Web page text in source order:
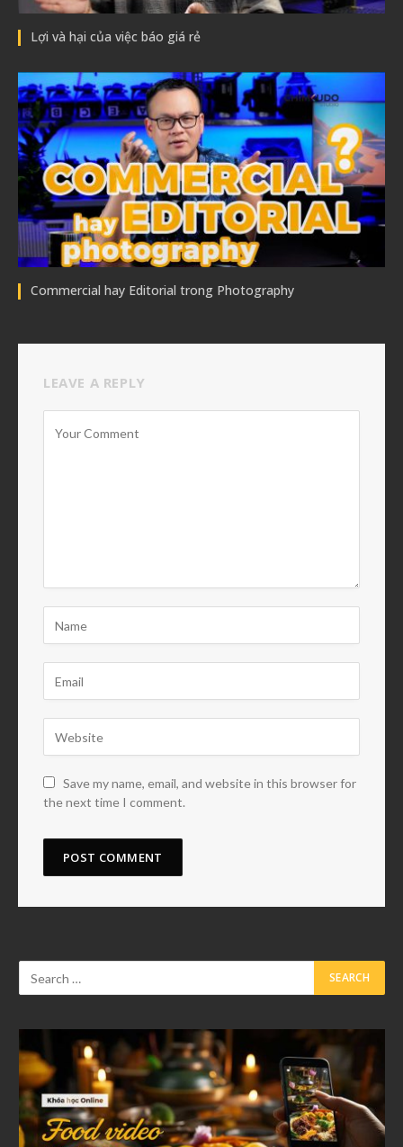
Lợi và hại của việc báo giá rẻ
Commercial hay Editorial trong Photography
LEAVE A REPLY
Save my name, email, and website in this browser for
the next time I comment.